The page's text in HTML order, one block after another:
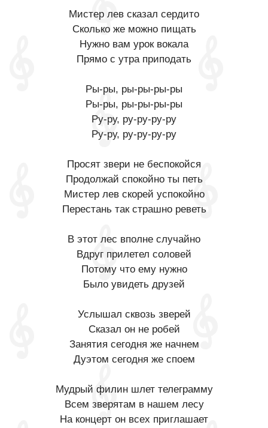
Мистер лев сказал сердито
Сколько же можно пищать
Нужно вам урок вокала
Прямо с утра приподать
Ры-ры, ры-ры-ры-ры
Ры-ры, ры-ры-ры-ры
Ру-ру, ру-ру-ру-ру
Ру-ру, ру-ру-ру-ру
Просят звери не беспокойся
Продолжай спокойно ты петь
Мистер лев скорей успокойно
Перестань так страшно реветь
В этот лес вполне случайно
Вдруг прилетел соловей
Потому что ему нужно
Было увидеть друзей
Услышал сквозь зверей
Сказал он не робей
Занятия сегодня же начнем
Дуэтом сегодня же споем
Мудрый филин шлет телеграмму
Всем зверятам в нашем лесу
На концерт он всех приглашает